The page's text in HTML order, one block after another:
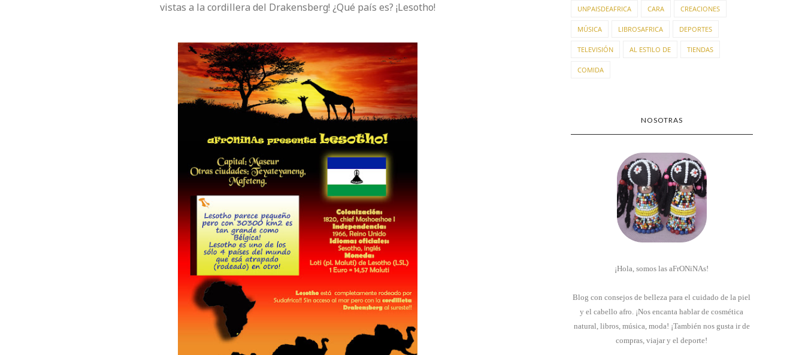
vistas a la cordillera del Drakensberg! ¿Qué país es? ¡Lesotho!
UNPAISDEAFRICA CARA CREACIONES
MÚSICA LIBROSAFRICA DEPORTES
TELEVISIÓN AL ESTILO DE TIENDAS
COMIDA
NOSOTRAS
¡Hola, somos las aFrONiNAs!
Blog con consejos de belleza para el cuidado de la piel
y el cabello afro. ¡Nos encanta hablar de cosmética
natural, libros, música, moda! ¡También nos gusta ir de
compras, viajar y el deporte!